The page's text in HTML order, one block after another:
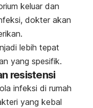
keluar dan
dokter akan
lebih tepat
yang spesifik.
resistensi
infeksi di rumah
yang kebal